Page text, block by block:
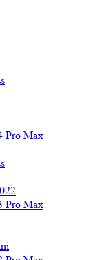
Pro Max
Pro Max